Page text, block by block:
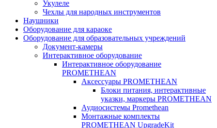
Укулеле
Чехлы для народных инструментов
Наушники
Оборудование для караоке
Оборудование для образовательных учреждений
Документ-камеры
Интерактивное оборудование
Интерактивное оборудование
PROMETHEAN
Аксессуары PROMETHEAN
Блоки питания, интерактивные
указки, маркеры PROMETHEAN
Аудиосистемы Promethean
Монтажные комплекты
PROMETHEAN UpgradeKit